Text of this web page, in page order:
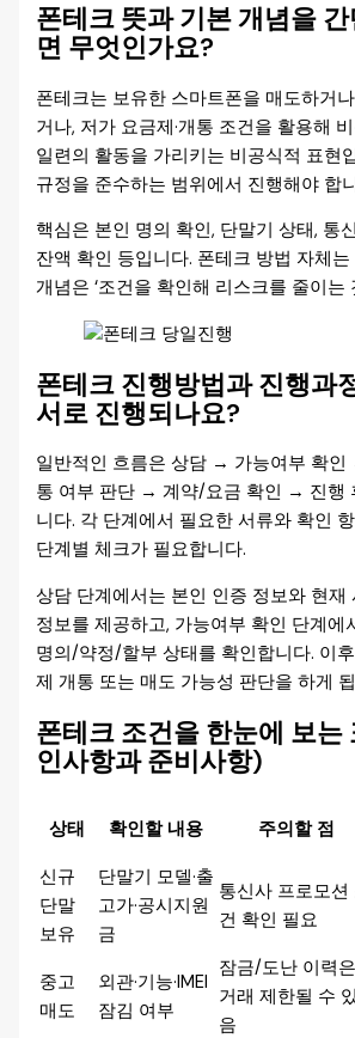
폰테크 뜻과 기본 개념을
면 무엇인가요?
폰테크는 보유한 스마트폰을 매도하거
거나, 저가 요금제·개통 조건을 활용해
일련의 활동을 가리키는 비공식적 표현
규정을 준수하는 범위에서 진행해야 합
핵심은 본인 명의 확인, 단말기 상태, 통
잔액 확인 등입니다. 폰테크 방법 자체
개념은 ‘조건을 확인해 리스크를 줄이는
폰테크 진행방법과 진행과
서로 진행되나요?
일반적인 흐름은 상담 → 가능여부 확
통 여부 판단 → 계약/요금 확인 → 진행
니다. 각 단계에서 필요한 서류와 확인
단계별 체크가 필요합니다.
상담 단계에서는 본인 인증 정보와 현재
정보를 제공하고, 가능여부 확인 단계에
명의/약정/할부 상태를 확인합니다. 이
제 개통 또는 매도 가능성 판단을 하게
폰테크 조건을 한눈에 보는
인사항과 준비사항)
상태 확인할 내용 주의할 점
신규
단말
보유
단말기 모델·출
고가·공시지원
금
통신사 프로모션
건 확인 필요
중고
매도
외관·기능·IMEI
잠김 여부
잠금/도난 이력은
거래 제한될 수
음